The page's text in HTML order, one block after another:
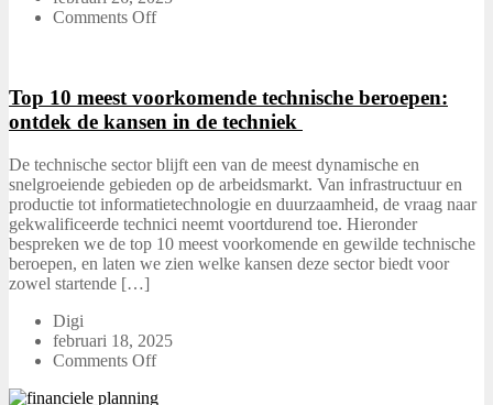
Comments Off
Top 10 meest voorkomende technische beroepen:
ontdek de kansen in de techniek
De technische sector blijft een van de meest dynamische en
snelgroeiende gebieden op de arbeidsmarkt. Van infrastructuur en
productie tot informatietechnologie en duurzaamheid, de vraag naar
gekwalificeerde technici neemt voortdurend toe. Hieronder
bespreken we de top 10 meest voorkomende en gewilde technische
beroepen, en laten we zien welke kansen deze sector biedt voor
zowel startende […]
Digi
februari 18, 2025
Comments Off